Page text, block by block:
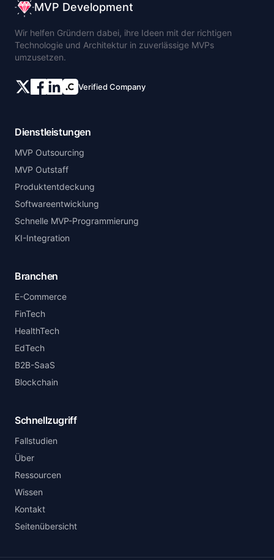
MVP Development
Wir helfen Gründern dabei, ihre Ideen mit der richtigen
Technologie und Architektur in zuverlässige MVPs
umzusetzen.
Verified Company
Dienstleistungen
MVP Outsourcing
MVP Outstaff
Produktentdeckung
Softwareentwicklung
Schnelle MVP-Programmierung
KI-Integration
Branchen
E-Commerce
FinTech
HealthTech
EdTech
B2B-SaaS
Blockchain
Schnellzugriff
Fallstudien
Über
Ressourcen
Wissen
Kontakt
Seitenübersicht